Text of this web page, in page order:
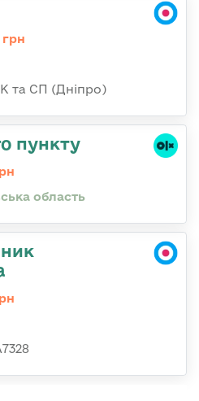
та СП (Дніпро)
пункту
область